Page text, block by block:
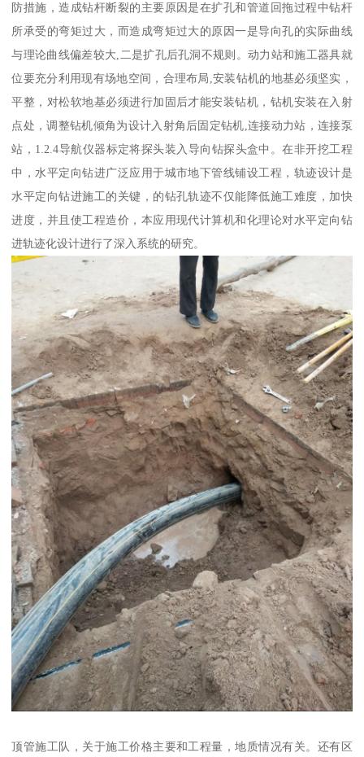
防措施，造成钻杆断裂的主要原因是在扩孔和管道回拖过程中钻杆
所承受的弯矩过大，而造成弯矩过大的原因一是导向孔的实际曲线
与理论曲线偏差较大,二是扩孔后孔洞不规则。动力站和施工器具就
位要充分利用现有场地空间，合理布局,安装钻机的地基必须坚实，
平整，对松软地基必须进行加固后才能安装钻机，钻机安装在入射
点处，调整钻机倾角为设计入射角后固定钻机,连接动力站，连接泵
站，1.2.4导航仪器标定将探头装入导向钻探头盒中。在非开挖工程
中，水平定向钻进广泛应用于城市地下管线铺设工程，轨迹设计是
水平定向钻进施工的关键，的钻孔轨迹不仅能降低施工难度，加快
进度，并且使工程造价，本应用现代计算机和化理论对水平定向钻
进轨迹化设计进行了深入系统的研究。
顶管施工队，关于施工价格主要和工程量，地质情况有关。还有区